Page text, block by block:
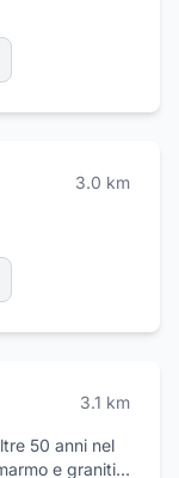
3.0 km
3.1 km
50 anni nel
e graniti,